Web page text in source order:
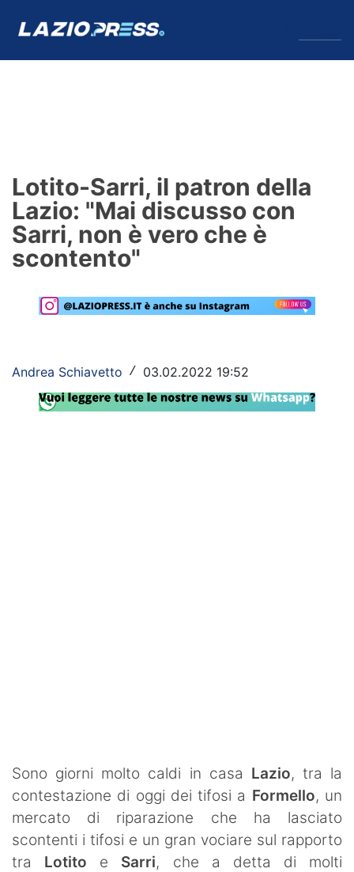
Formello
Infortuni
Primavera
Calciomercato
Rassegna Lazio
Social
Lotito-Sarri, il patron della
Lazio: "Mai discusso con
Sarri, non è vero che è
scontento"
Andrea Schiavetto / 03.02.2022 19:52
Sono giorni molto caldi in casa Lazio, tra la
contestazione di oggi dei tifosi a Formello, un
mercato di riparazione che ha lasciato
scontenti i tifosi e un gran vociare sul rapporto
tra Lotito e Sarri, che a detta di molti